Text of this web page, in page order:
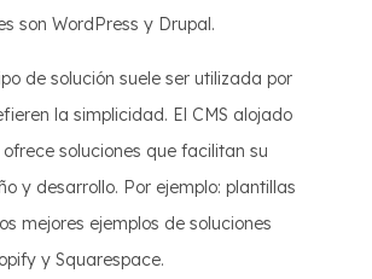
son WordPress y Drupal.
de solución suele ser utilizada por
la simplicidad. El CMS alojado
soluciones que facilitan su
y desarrollo. Por ejemplo: plantillas
mejores ejemplos de soluciones
y Squarespace.